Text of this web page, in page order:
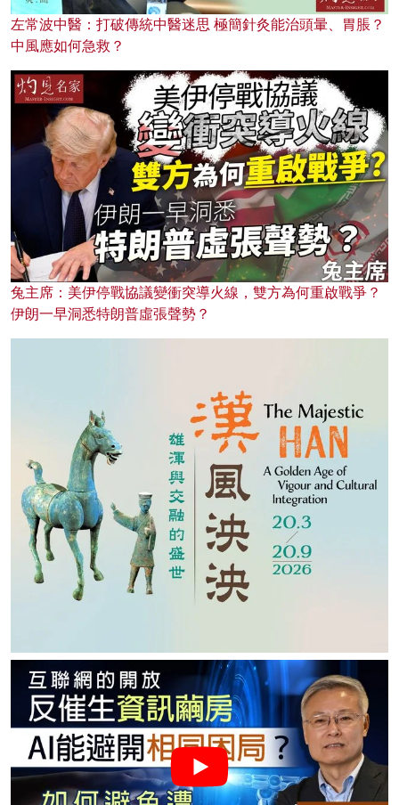
左常波中醫：打破傳統中醫迷思 極簡針灸能治頭暈、胃脹？
中風應如何急救？
兔主席：美伊停戰協議變衝突導火線，雙方為何重啟戰爭？
伊朗一早洞悉特朗普虛張聲勢？